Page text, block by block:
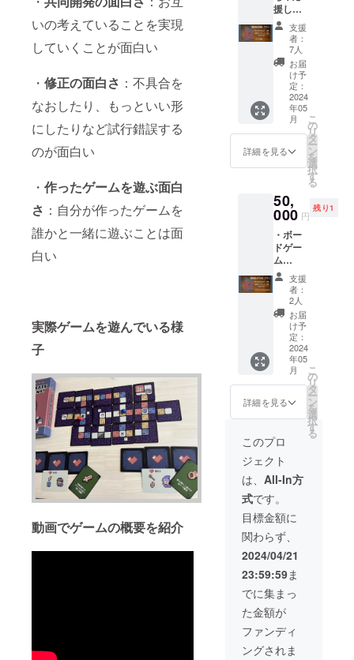
いの考えていることを実現
していくことが面白い
・ 修正の面白さ ：不具合を
なおしたり、もっといい形
にしたりなど試行錯誤する
のが面白い
・ 作ったゲームを遊ぶ面白
さ ：自分が作ったゲームを
誰かと一緒に遊ぶことは面
白い
実際ゲームを遊んでいる様
子
動画でゲームの概要を紹介
援した
い人向
け】 ・
作って
ダン
ジョン
（配
送） ・
スタジ
オしま
づで制
作した
ボード
で２つ
（配
送） ・
しまづ
と
Discord
通話が
30分で
きる
（感謝
の気持
ちを伝
えます
＆相談
等あれ
ばきき
ます）
してク
ファン
ディン
グ終了
後、
メール
で
Discord
の招待
ます）
支援
者：
7人
お届
け予
定：
2024
年05
月
詳細を見る
こ
の
リ
タ
ー
ン
を
選
択
す
る
50,
000 円
残り1
・ボー
ドゲー
ム
「作っ
てダン
ジョ
ン」
（配
送） ・
スタジ
オしま
づで制
作した
ボード
ゲーム
で２つ
（配
送） ・
何らか
のコラ
ボを１
つ実施
できる
・登
録者
12000
人の
YouTub
eでボー
ドゲー
ムに関
するコ
ラボを
支援
者：
2人
お届
け予
定：
2024
年05
月
詳細を見る
こ
の
リ
タ
ー
ン
を
選
択
す
る
このプロ
ジェクト
は、 All-In方
式です。
目標金額に
関わらず、
2024/04/21
23:59:59ま
でに集まっ
た金額が
ファンディ
ングされま